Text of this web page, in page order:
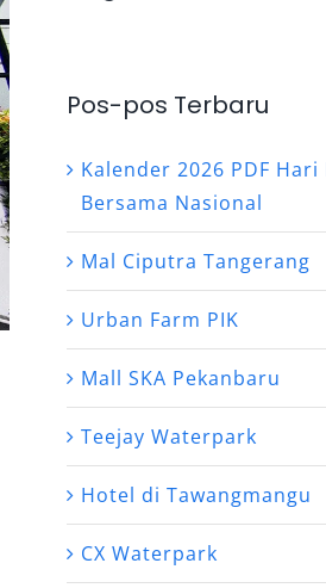
Pos-pos Terbaru
Kalender 2026 PDF
Bersama Nasional
Mal Ciputra Tangerang
Urban Farm PIK
Mall SKA Pekanbaru
Teejay Waterpark
Hotel di Tawangmangu
CX Waterpark